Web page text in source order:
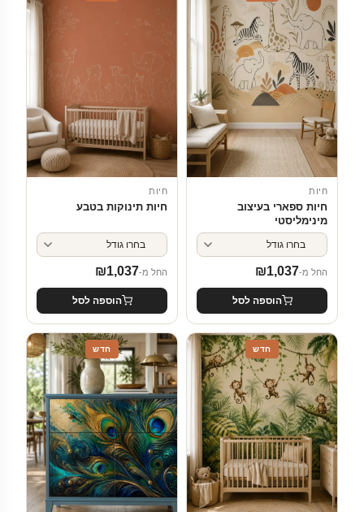
חיות
חיות ספארי בעיצוב
מינימליסטי
החל מ- ₪1,037
הוספה לסל
חיות
חיות תינוקות בטבע
החל מ- ₪1,037
הוספה לסל
חדש חדש